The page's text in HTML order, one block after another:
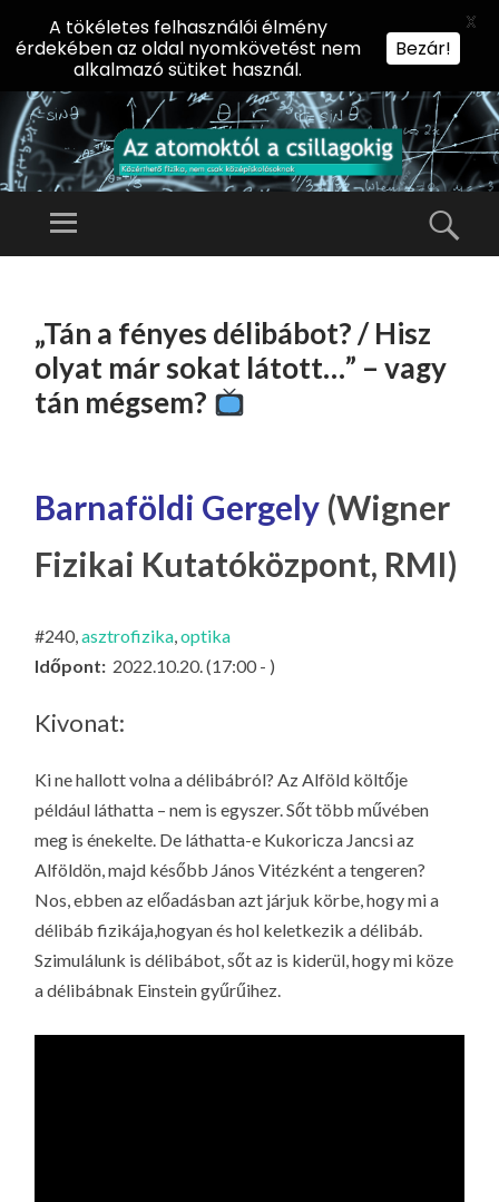
AZ
KT
Ó
IL
LA
G
O
Előadássorozat
Természettudományi
Kar Fizikai
Menü
TARTALOMHOZ
„Tán a fényes délibábot? / Hisz
olyat már sokat látott…” – vagy
tán mégsem?
Barnaföldi Gergely (Wigner
Fizikai Kutatóközpont, RMI)
#240,asztrofizika,optika
Időpont: 2022.10.20. (17:00 - )
Kivonat:
Ki ne hallott volna a délibábról? Az Alföld költője
például láthatta – nem is egyszer. Sőt több művében
meg is énekelte. De láthatta-e Kukoricza Jancsi az
Alföldön, majd később János Vitézként a tengeren?
Nos, ebben az előadásban azt járjuk körbe, hogy mi a
délibáb fizikája,hogyan és hol keletkezik a délibáb.
Szimulálunk is délibábot, sőt az is kiderül, hogy mi köze
a délibábnak Einstein gyűrűihez.
A tökéletes felhasználói élmény
érdekében az oldal nyomkövetést nem
alkalmazó sütiket használ.
Bezár!
X